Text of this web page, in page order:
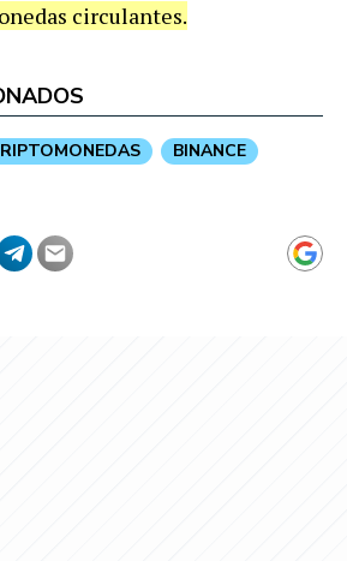
circulantes.
BINANCE